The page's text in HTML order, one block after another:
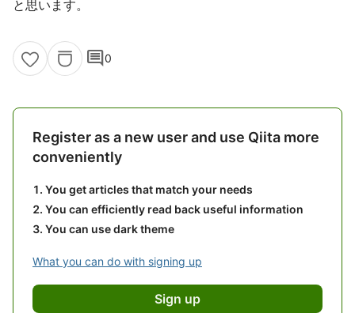
と思います。
comment0
Register as a new user and use Qiita more
conveniently
You get articles that match your needs
You can efficiently read back useful information
You can use dark theme
What you can do with signing up
Sign up